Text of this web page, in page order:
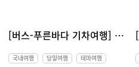
[버스-푸른바다 기차여행] 강릉 해안선열차, 안목해변, 동해 묵호 당일여행
국내여행 당일여행 테마여행